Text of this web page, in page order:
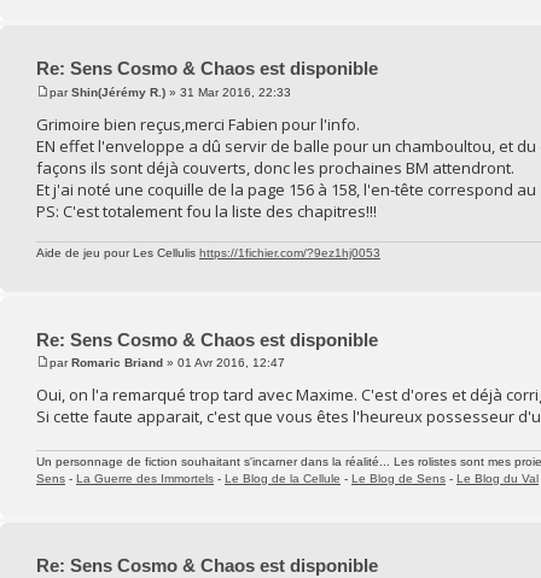
Re: Sens Cosmo & Chaos est disponible
parShin(Jérémy R.) » 31 Mar 2016, 22:33
Grimoire bien reçus,merci Fabien pour l'info.
EN effet l'enveloppe a dû servir de balle pour un chamboultou, et
façons ils sont déjà couverts, donc les prochaines BM attendront.
Et j'ai noté une coquille de la page 156 à 158, l'en-tête correspond
PS: C'est totalement fou la liste des chapitres!!!
Aide de jeu pour Les Cellulis https://1fichier.com/?9ez1hj0053
Re: Sens Cosmo & Chaos est disponible
parRomaric Briand » 01 Avr 2016, 12:47
Oui, on l'a remarqué trop tard avec Maxime. C'est d'ores et déjà
Si cette faute apparait, c'est que vous êtes l'heureux possesseur
Un personnage de fiction souhaitant s'incarner dans la réalité... Les rolistes sont mes
Sens - La Guerre des Immortels - Le Blog de la Cellule - Le Blog de Sens - Le Blog du Val
Re: Sens Cosmo & Chaos est disponible